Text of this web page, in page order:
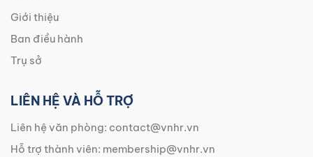
Giới thiệu
Ban điều hành
Trụ sở
LIÊN HỆ VÀ HỖ TRỢ
Liên hệ văn phòng: contact@vnhr.vn
Hỗ trợ thành viên: membership@vnhr.vn